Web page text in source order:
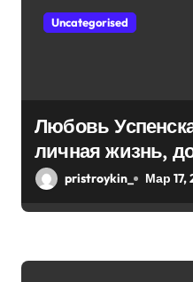
Uncategorised
Любовь
личная жизнь,
pristroykin_ Мар 17,